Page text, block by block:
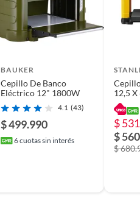
BAUKER
Cepillo De Banco
Eléctrico 12" 1800W
4.1 (43)
$ 499.990
6cuotas sin interés
12,5 X
$
$
$